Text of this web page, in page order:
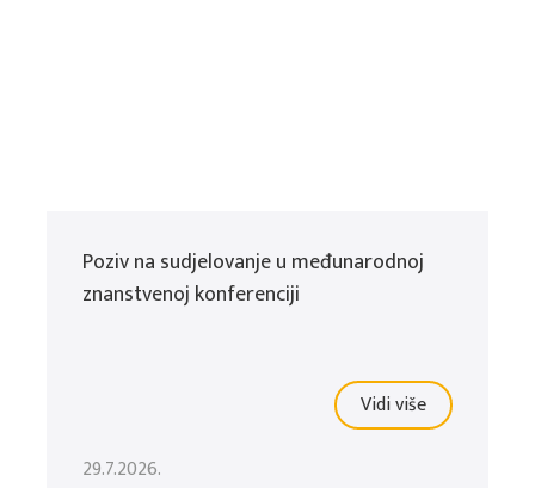
Poziv na sudjelovanje u međunarodnoj
znanstvenoj konferenciji
Vidi više
29.7.2026.